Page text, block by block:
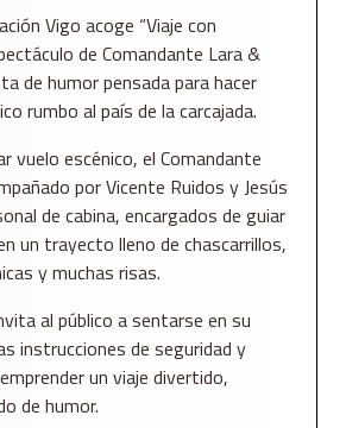
Vigo acoge “Viaje con
de Comandante Lara &
de humor pensada para hacer
rumbo al país de la carcajada.
vuelo escénico, el Comandante
por Vicente Ruidos y Jesús
de cabina, encargados de guiar
un trayecto lleno de chascarrillos,
y muchas risas.
al público a sentarse en su
instrucciones de seguridad y
un viaje divertido,
de humor.